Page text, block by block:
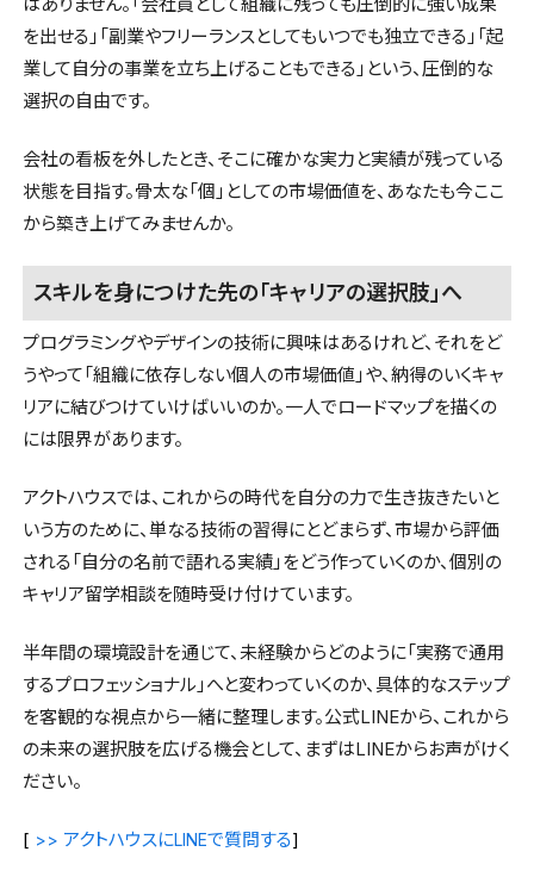
を出せる」「副業やフリーランスとしてもいつでも独立できる」「起
業して自分の事業を立ち上げることもできる」という、圧倒的な
選択の自由です。
会社の看板を外したとき、そこに確かな実力と実績が残っている
状態を目指す。骨太な「個」としての市場価値を、あなたも今ここ
から築き上げてみませんか。
スキルを身につけた先の「キャリアの選択肢」へ
プログラミングやデザインの技術に興味はあるけれど、それをど
うやって「組織に依存しない個人の市場価値」や、納得のいくキャ
リアに結びつけていけばいいのか。一人でロードマップを描くの
には限界があります。
アクトハウスでは、これからの時代を自分の力で生き抜きたいと
いう方のために、単なる技術の習得にとどまらず、市場から評価
される「自分の名前で語れる実績」をどう作っていくのか、個別の
キャリア留学相談を随時受け付けています。
半年間の環境設計を通じて、未経験からどのように「実務で通用
するプロフェッショナル」へと変わっていくのか、具体的なステップ
を客観的な視点から一緒に整理します。公式LINEから、これから
の未来の選択肢を広げる機会として、まずはLINEからお声がけく
ださい。
[ >> アクトハウスにLINEで質問する]